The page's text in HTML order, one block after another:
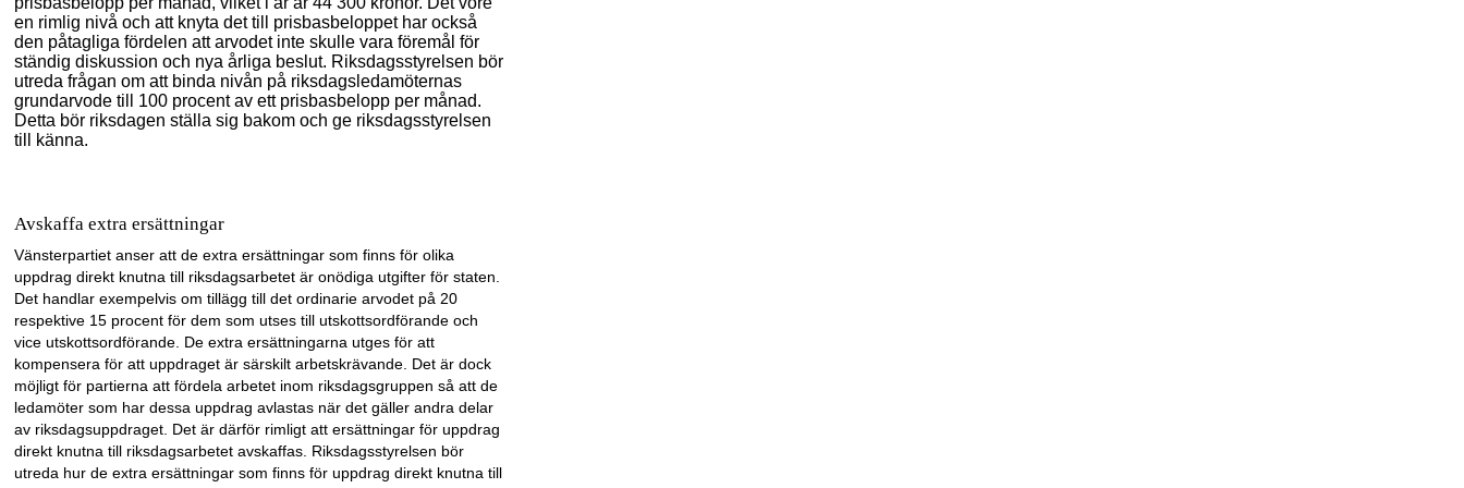
en rimlig nivå och att knyta det till prisbasbeloppet har också
den påtagliga fördelen att arvodet inte skulle vara föremål för
ständig diskussion och nya årliga beslut. Riksdagsstyrelsen bör
utreda frågan om att binda nivån på riksdagsledamöternas
grundarvode till 100 procent av ett prisbasbelopp per månad.
Detta bör riksdagen ställa sig bakom och ge riksdagsstyrelsen
till känna.
Avskaffa extra ersättningar
Vänsterpartiet anser att de extra ersättningar som finns för olika
uppdrag direkt knutna till riksdagsarbetet är onödiga utgifter för staten.
Det handlar exempelvis om tillägg till det ordinarie arvodet på 20
respektive 15 procent för dem som utses till utskottsordförande och
vice utskottsordförande. De extra ersättningarna utges för att
kompensera för att uppdraget är särskilt arbetskrävande. Det är dock
möjligt för partierna att fördela arbetet inom riksdagsgruppen så att de
ledamöter som har dessa uppdrag avlastas när det gäller andra delar
av riksdagsuppdraget. Det är därför rimligt att ersättningar för uppdrag
direkt knutna till riksdagsarbetet avskaffas. Riksdagsstyrelsen bör
utreda hur de extra ersättningar som finns för uppdrag direkt knutna till